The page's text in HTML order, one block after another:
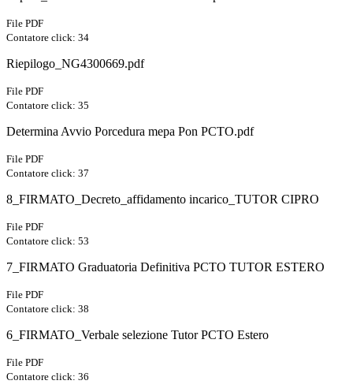
File PDF
Contatore click: 34
Riepilogo_NG4300669.pdf
File PDF
Contatore click: 35
Determina Avvio Porcedura mepa Pon PCTO.pdf
File PDF
Contatore click: 37
8_FIRMATO_Decreto_affidamento incarico_TUTOR CIPRO
File PDF
Contatore click: 53
7_FIRMATO Graduatoria Definitiva PCTO TUTOR ESTERO
File PDF
Contatore click: 38
6_FIRMATO_Verbale selezione Tutor PCTO Estero
File PDF
Contatore click: 36